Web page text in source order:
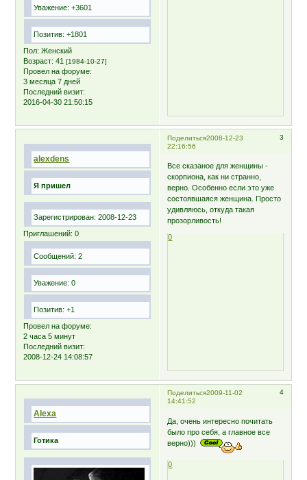
Уважение: +3601
Позитив: +1801
Пол: Женский
Возраст: 41[1984-10-27]
Провел на форуме:
3 месяца 7 дней
Последний визит:
2016-04-30 21:50:15
Поделиться 3
2008-12-23
22:16:56
alexdens
Я пришел
Зарегистрирован: 2008-12-23
Приглашений: 0
Сообщений: 2
Уважение: 0
Позитив: +1
Провел на форуме:
2 часа 5 минут
Последний визит:
2008-12-24 14:08:57
Все сказаное для женщины -
скорпиона, как ни странно,
верно. Особенно если это уже
состоявшаяся женщина. Просто
удивляюсь, откуда такая
прозорливость!
0
Поделиться 4
2009-11-02
14:41:52
Alexa
Готика
Да, очень интересно почитать
было про себя, а главное все
верно)))
0